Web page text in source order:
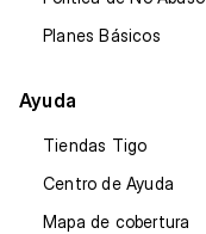
Planes Básicos
Ayuda
Tiendas Tigo
Centro de Ayuda
Mapa de cobertura